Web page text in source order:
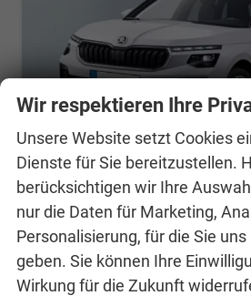
Skoda Kamiq
Selection
Fahrzeugnr. 24991807 Getriebe
Wir respektieren Ihre
Unsere Website setzt Cookies
Dienste für Sie bereitzustellen.
berücksichtigen wir Ihre
nur die Daten für Marketing,
Personalisierung, für die Sie
geben. Sie können Ihre
Wirkung für die Zukunft